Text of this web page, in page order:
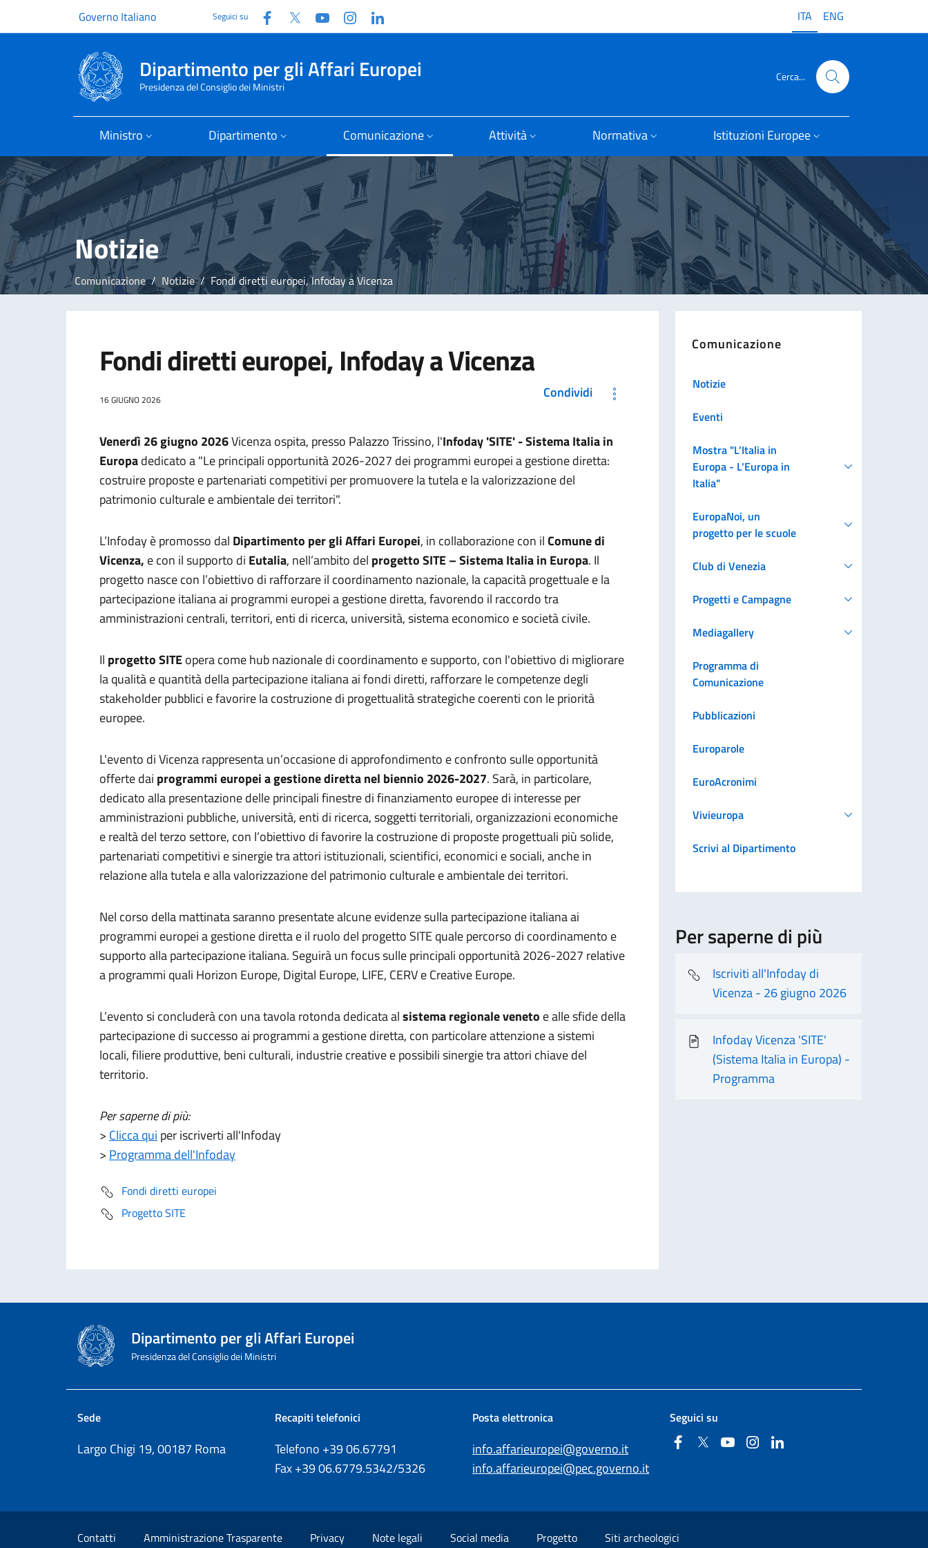
Governo Italiano Seguici su Facebook
Twitter YouTubeInstagram ITA ENG
Dipartimento per gli Affari Europei
Presidenza del Consiglio dei Ministri
Cerca...
Ministro Dipartimento Comunicazione Attività Normativa Istituzioni Europee
Notizie
Comunicazione Notizie Fondi diretti europei, Infoday a Vicenza
Fondi diretti europei, Infoday a Vicenza
16 GIUGNO 2026 Condividi
Venerdì 26 giugno 2026Vicenza ospita, presso Palazzo Trissino, l'Infoday 'SITE' - Sistema Italia in
Europadedicato a"Le principali opportunità 2026-2027 dei programmi europei a gestione diretta:
costruire proposte e partenariati competitivi per promuovere la tutela e la valorizzazione del
patrimonio culturale e ambientale dei territori".
L’Infoday è promosso dal Dipartimento per gli Affari Europei, in collaborazione con ilComune di
Vicenza, e con il supporto di Eutalia, nell’ambito del progetto SITE – Sistema Italia in Europa. Il
progetto nasce con l’obiettivo di rafforzare il coordinamento nazionale, la capacità progettuale e la
partecipazione italiana ai programmi europei a gestione diretta, favorendo il raccordo tra
amministrazioni centrali, territori, enti di ricerca, università, sistema economico e società civile.
Il progetto SITEopera come hub nazionale di coordinamento e supporto, con l'obiettivo di migliorare
la qualità e quantità della partecipazione italiana ai fondi diretti, rafforzare le competenze degli
stakeholder pubblici e favorire la costruzione di progettualità strategiche coerenti con le priorità
europee.
L'evento di Vicenzarappresenta un’occasione di approfondimento e confronto sulle opportunità
offerte dai programmi europei a gestione diretta nel biennio 2026-2027. Sarà, in particolare,
dedicato alla presentazione delle principali finestre di finanziamento europee di interesse per
amministrazioni pubbliche, università, enti di ricerca, soggetti territoriali, organizzazioni economiche
e realtà del terzo settore, con l’obiettivo di favorire la costruzione di proposte progettuali più solide,
partenariati competitivi e sinergie tra attori istituzionali, scientifici, economici e sociali, anche in
relazione alla tutela e alla valorizzazione del patrimonio culturale e ambientale dei territori.
Nel corso della mattinata saranno presentate alcune evidenze sulla partecipazione italiana ai
programmi europei a gestione diretta e il ruolo del progetto SITE quale percorso di coordinamento e
supporto alla partecipazione italiana. Seguirà un focus sulle principali opportunità 2026-2027 relative
a programmi quali Horizon Europe, Digital Europe, LIFE, CERV e Creative Europe.
L’evento si concluderà con una tavola rotonda dedicata alsistema regionale veneto e alle sfide della
partecipazione di successo ai programmi a gestione diretta, con particolare attenzione a sistemi
locali, filiere produttive, beni culturali, industrie creative e possibili sinergie tra attori chiave del
territorio.
Per saperne di più:
> Clicca qui per iscriverti all'Infoday
> Programma dell'Infoday
Fondi diretti europei
Progetto SITE
Comunicazione
Notizie
Eventi
Mostra "L'Italia in
Europa - L'Europa in
Italia"
EuropaNoi, un
progetto per le scuole
Club di Venezia
Progetti e Campagne
Mediagallery
Programma di
Comunicazione
Pubblicazioni
Europarole
EuroAcronimi
Vivieuropa
Scrivi al Dipartimento
Per saperne di più
Iscriviti all'Infoday di
Vicenza - 26 giugno 2026
Infoday Vicenza 'SITE'
(Sistema Italia in Europa) -
Programma
Dipartimento per gli Affari Europei
Presidenza del Consiglio dei Ministri
Sede
Largo Chigi 19, 00187 Roma
Recapiti telefonici
Telefono +3906.67791
Fax+3906.6779.5342/5326
Posta elettronica
info.affarieuropei@governo.it
info.affarieuropei@pec.governo.it
Seguici su
FacebookTwitterYouTubeInstagram
Sezione Link Utili
Contatti Amministrazione Trasparente Privacy Note legali Social media Progetto Siti archeologici